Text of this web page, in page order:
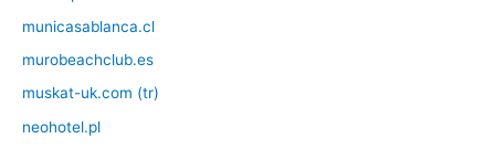
municasablanca.cl
murobeachclub.es
muskat-uk.com (tr)
neohotel.pl